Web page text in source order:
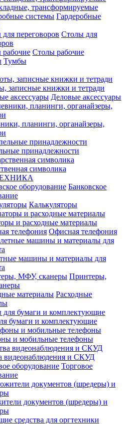
трансформируемые
Гардеробные
Столы для
Столы рабочие
Тумбы
записные книжки и тетради
Деловые аксессуары
планинги, органайзеры,
принадлежности
символика
Банковское
Калькуляторы
и расходные материалы
Офисная телефония
машины и материалы для
Принтеры,
Расходные
бумаги и комплектующие
и мобильные телефоны
видеонаблюдения и СКУД
Торговое
документов (шредеры) и